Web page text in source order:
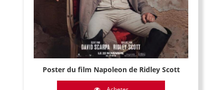
Poster du film Napoleon de Ridley Scott